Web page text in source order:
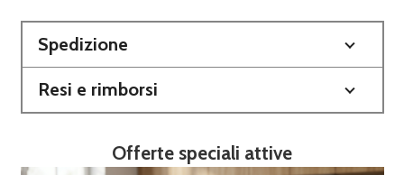
Spedizione
Resi e rimborsi
Offerte speciali attive